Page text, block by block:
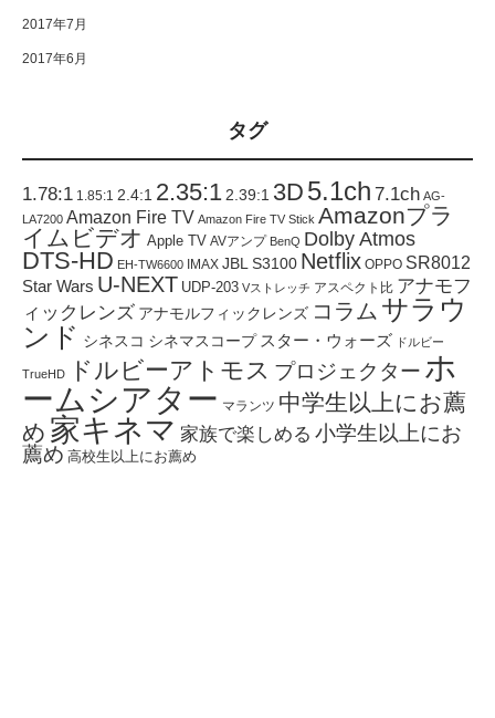
2017年7月
2017年6月
タグ
1.78:1 1.85:1 2.4:1 2.35:1 2.39:1 3D 5.1ch 7.1ch AG-
LA7200 Amazon Fire TV Amazon Fire TV Stick Amazonプラ
イムビデオ Apple TV AVアンプ BenQ Dolby Atmos
DTS-HD EH-TW6600 IMAX JBL S3100 Netflix OPPO SR8012
Star Wars U-NEXT UDP-203 Vストレッチ アスペクト比 アナモフ
ィックレンズ アナモルフィックレンズ コラム サラウ
ンド シネスコ シネマスコープ スター・ウォーズ ドルビー
TrueHD ドルビーアトモス プロジェクター ホ
ームシアター マランツ 中学生以上にお薦
め 家キネマ 家族で楽しめる 小学生以上にお
薦め 高校生以上にお薦め